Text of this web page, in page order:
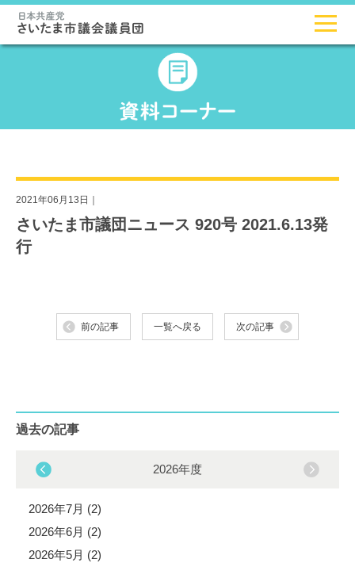
2021年06月13日｜
さいたま市議団ニュース 920号 2021.6.13発
行
前の記事 一覧へ戻る 次の記事
過去の記事
2026年度
2026年7月 (2)
2026年6月 (2)
2026年5月 (2)